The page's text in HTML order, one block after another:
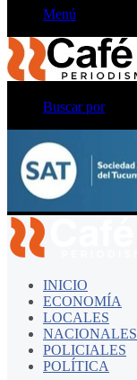
Menú
Buscar por
INICIO
ECONOMÍA
LOCALES
NACIONALES
POLICIALES
POLÍTICA